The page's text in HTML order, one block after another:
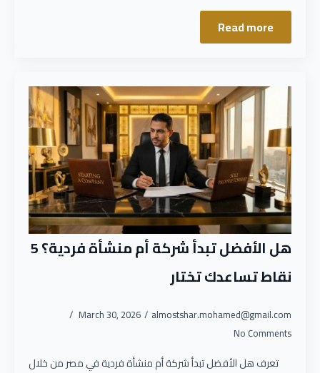
Read more
هل الأفضل تبدأ شركة أم منشأة فردية؟ 5
نقاط تساعدك تختار
almostshar.mohamed@gmail.com
March 30, 2026
No Comments
تعرف هل الأفضل تبدأ شركة أم منشأة فردية في مصر من خلال